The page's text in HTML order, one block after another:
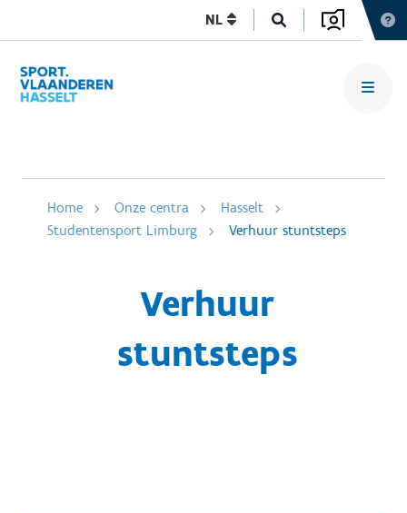
NL
Home Onze centra
Hasselt
Studentensport Limburg
Verhuur stuntsteps
Verhuur
stuntsteps